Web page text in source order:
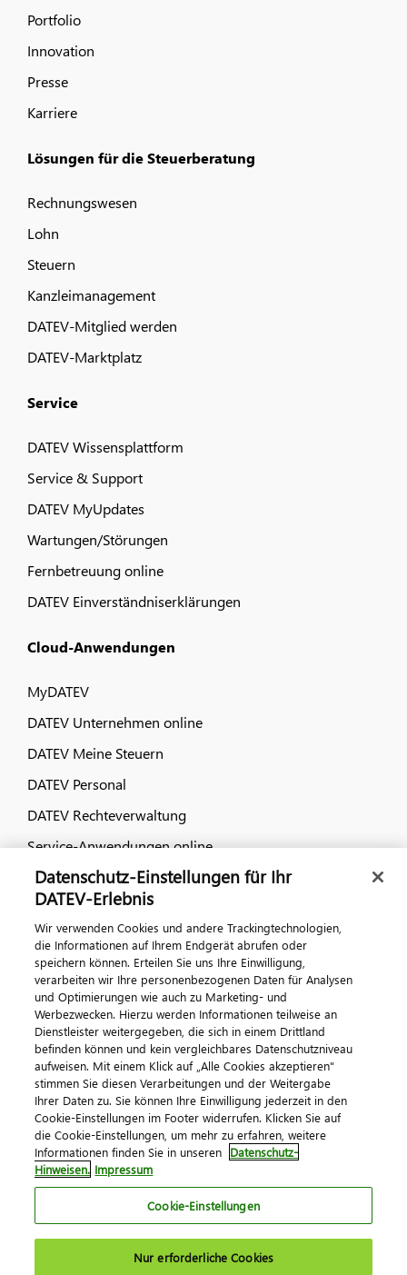
Portfolio
Innovation
Presse
Karriere
Lösungen für die Steuerberatung
Rechnungswesen
Lohn
Steuern
Kanzleimanagement
DATEV-Mitglied werden
DATEV-Marktplatz
Service
DATEV Wissensplattform
Service & Support
DATEV MyUpdates
Wartungen/Störungen
Fernbetreuung online
DATEV Einverständniserklärungen
Cloud-Anwendungen
MyDATEV
DATEV Unternehmen online
DATEV Meine Steuern
DATEV Personal
DATEV Rechteverwaltung
Service-Anwendungen online
Dialog & Medien
Veranstaltungen
DATEV magazin
DATEV-Community
DATEV-Newsletter
Kontaktieren Sie uns
ImpressumDatenschutzAGBKontakt
Datenschutz-Einstellungen für Ihr
DATEV-Erlebnis
Wir verwenden Cookies und andere Trackingtechnologien,
die Informationen auf Ihrem Endgerät abrufen oder
speichern können. Erteilen Sie uns Ihre Einwilligung,
verarbeiten wir Ihre personenbezogenen Daten für Analysen
und Optimierungen wie auch zu Marketing- und
Werbezwecken. Hierzu werden Informationen teilweise an
Dienstleister weitergegeben, die sich in einem Drittland
befinden können und kein vergleichbares Datenschutzniveau
aufweisen. Mit einem Klick auf „Alle Cookies akzeptieren"
stimmen Sie diesen Verarbeitungen und der Weitergabe
Ihrer Daten zu. Sie können Ihre Einwilligung jederzeit in den
Cookie-Einstellungen im Footer widerrufen. Klicken Sie auf
die Cookie-Einstellungen, um mehr zu erfahren, weitere
Informationen finden Sie in unseren Datenschutz-
Hinweisen. Impressum
Cookie-Einstellungen
Nur erforderliche Cookies